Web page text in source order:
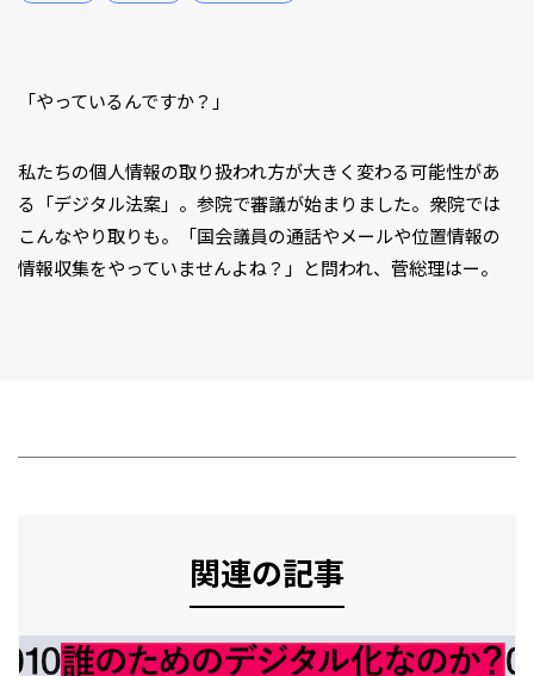
「やっているんですか？」
私たちの個人情報の取り扱われ方が大きく変わる可能性があ
る「デジタル法案」。参院で審議が始まりました。衆院では
こんなやり取りも。「国会議員の通話やメールや位置情報の
情報収集をやっていませんよね？」と問われ、菅総理はー。
関連の記事